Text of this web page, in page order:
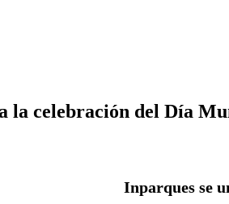
la celebración del Día
Inparques se